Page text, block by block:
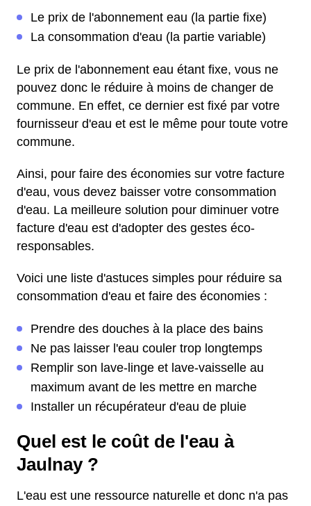
Le prix de l'abonnement eau (la partie fixe)
La consommation d'eau (la partie variable)
Le prix de l'abonnement eau étant fixe, vous ne
pouvez donc le réduire à moins de changer de
commune. En effet, ce dernier est fixé par votre
fournisseur d'eau et est le même pour toute votre
commune.
Ainsi, pour faire des économies sur votre facture
d'eau, vous devez baisser votre consommation
d'eau. La meilleure solution pour diminuer votre
facture d'eau est d'adopter des gestes éco-
responsables.
Voici une liste d'astuces simples pour réduire sa
consommation d'eau et faire des économies :
Prendre des douches à la place des bains
Ne pas laisser l'eau couler trop longtemps
Remplir son lave-linge et lave-vaisselle au
maximum avant de les mettre en marche
Installer un récupérateur d'eau de pluie
Quel est le coût de l'eau à
Jaulnay ?
L'eau est une ressource naturelle et donc n'a pas